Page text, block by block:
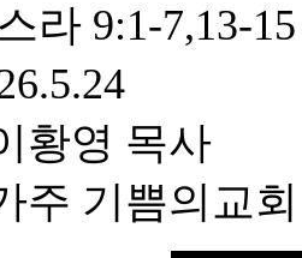
라 9:1-7,13-
황영 목사
주 기쁨의교회